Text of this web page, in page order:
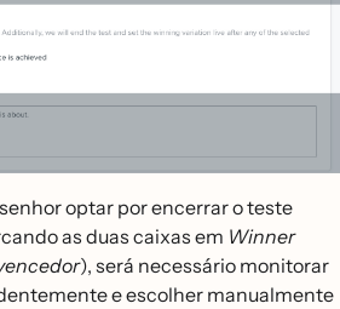
optar por encerrar o teste
as duas caixas em Winner
), será necessário monitorar
e escolher manualmente